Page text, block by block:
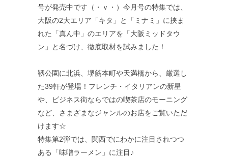
号が発売中です（・ｖ・）今月号の特集では、
大阪の2大エリア「キタ」と「ミナミ」に挟ま
れた「真ん中」のエリアを「大阪ミッドタウ
ン」と名づけ、徹底取材を試みました！
靱公園に北浜、堺筋本町や天満橋から、厳選し
た39軒が登場！フレンチ・イタリアンの新星
や、ビジネス街ならではの喫茶店のモーニング
など、さまざまなジャンルのお店をご覧いただ
けます☆
特集第2弾では、関西でにわかに注目されつつ
ある「味噌ラーメン」に注目♪